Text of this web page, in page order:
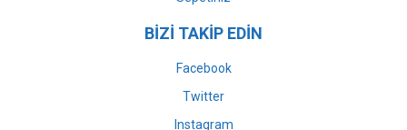
BİZİ TAKİP EDİN
Facebook
Twitter
Instagram